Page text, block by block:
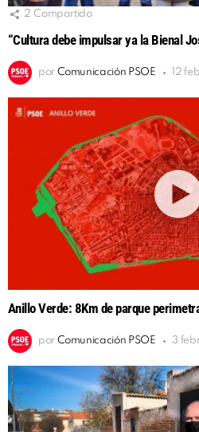
2 Compartido
“Cultura debe impulsar ya la Bienal
por Comunicación PSOE 12
Anillo Verde: 8Km de parque
por Comunicación PSOE 3